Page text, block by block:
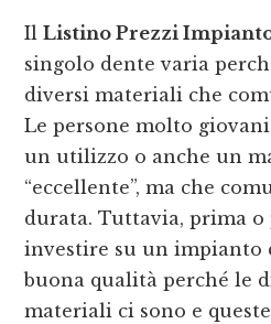
IlListino Prezzi
singolo dente varia
diversi materiali che
Le persone molto
un utilizzo o anche un
“eccellente”, ma che
durata. Tuttavia, prima o
investire su un impianto
buona qualità perché le
materiali ci sono e